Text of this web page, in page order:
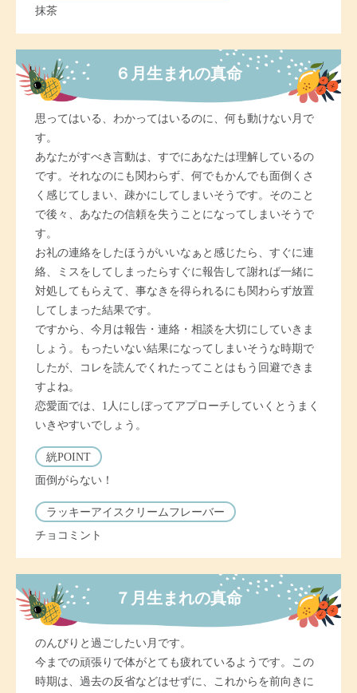
抹茶
６月生まれの真命
思ってはいる、わかってはいるのに、何も動けない月で
す。
あなたがすべき言動は、すでにあなたは理解しているの
です。それなのにも関わらず、何でもかんでも面倒くさ
く感じてしまい、疎かにしてしまいそうです。そのこと
で後々、あなたの信頼を失うことになってしまいそうで
す。
お礼の連絡をしたほうがいいなぁと感じたら、すぐに連
絡、ミスをしてしまったらすぐに報告して謝れば一緒に
対処してもらえて、事なきを得られるにも関わらず放置
してしまった結果です。
ですから、今月は報告・連絡・相談を大切にしていきま
しょう。もったいない結果になってしまいそうな時期で
したが、コレを読んでくれたってことはもう回避できま
すよね。
恋愛面では、1人にしぼってアプローチしていくとうまく
いきやすいでしょう。
絖POINT
面倒がらない！
ラッキーアイスクリームフレーバー
チョコミント
７月生まれの真命
のんびりと過ごしたい月です。
今までの頑張りで体がとても疲れているようです。この
時期は、過去の反省などはせずに、これからを前向きに